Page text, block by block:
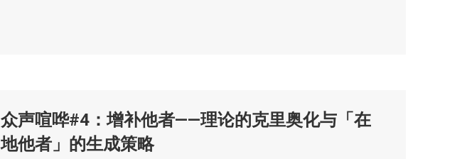
众声喧哗#4：增补他者——理论的克里奥化与「在
地他者」的生成策略